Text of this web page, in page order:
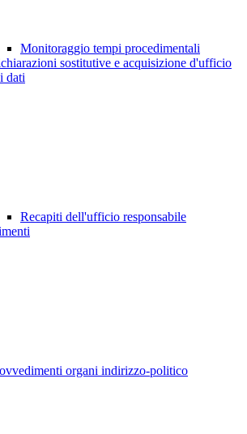
Monitoraggio tempi procedimentali
sostitutive e acquisizione d'ufficio
dati
Recapiti dell'ufficio responsabile
organi indirizzo-politico